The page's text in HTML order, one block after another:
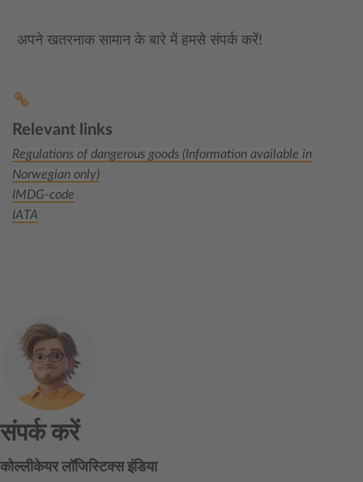
अपने खतरनाक सामान के बारे में हमसे संपर्क करें!
Relevant links
Regulations of dangerous goods (Information available in
Norwegian only)
IMDG-code
IATA
संपर्क करें
कोल्लीकेयर लॉजिस्टिक्स इंडिया